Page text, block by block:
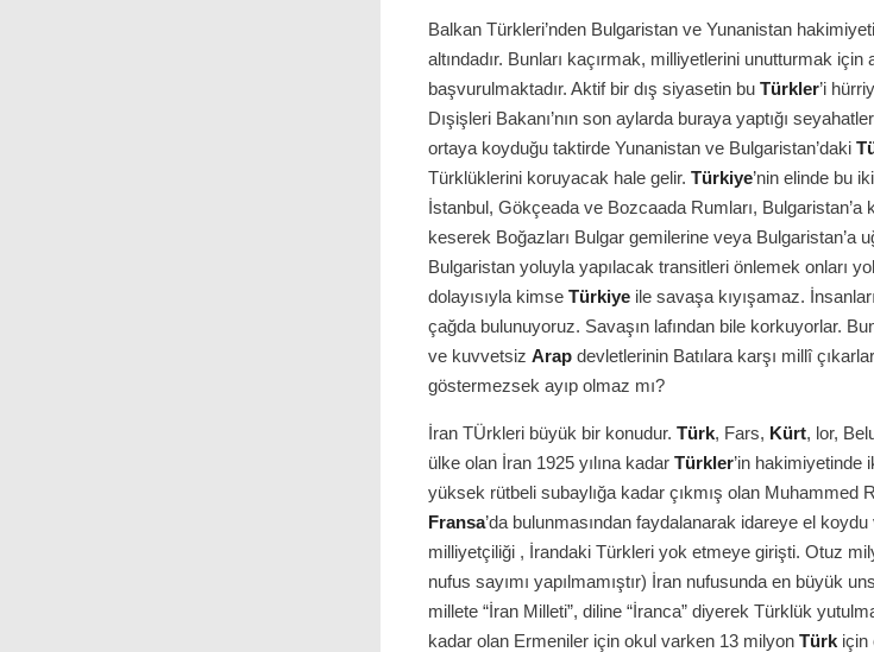
Balkan Türkleri’nden Bulgaristan ve Yunanistan
altındadır. Bunları kaçırmak, milliyetlerini unutturmak
başvurulmaktadır. Aktif bir dış siyasetin bu Türkler’i
Dışişleri Bakanı’nın son aylarda buraya yaptığı
ortaya koyduğu taktirde Yunanistan ve Bulgaristan’daki
Türklüklerini koruyacak hale gelir. Türkiye’nin elinde bu
İstanbul, Gökçeada ve Bozcaada Rumları, Bulgaristan’a
keserek Boğazları Bulgar gemilerine veya Bulgaristan’a
Bulgaristan yoluyla yapılacak transitleri önlemek onları
dolayısıyla kimse Türkiye ile savaşa kıyışamaz.
çağda bulunuyoruz. Savaşın lafından bile korkuyorlar.
ve kuvvetsiz Arap devletlerinin Batılara karşı millî
göstermezsek ayıp olmaz mı?
İran TÜrkleri büyük bir konudur. Türk, Fars, Kürt, lor,
ülke olan İran 1925 yılına kadar Türkler’in hakimiyetinde
yüksek rütbeli subaylığa kadar çıkmış olan Muhammed
Fransa’da bulunmasından faydalanarak idareye el
milliyetçiliği , İrandaki Türkleri yok etmeye girişti. Otuz
nufus sayımı yapılmamıştır) İran nufusunda en büyük
millete “İran Milleti”, diline “İranca” diyerek Türklük
kadar olan Ermeniler için okul varken 13 milyon Türk için